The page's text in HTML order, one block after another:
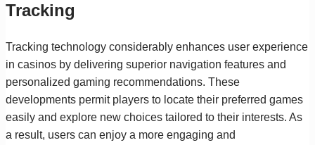
Tracking
Tracking technology considerably enhances user experience
in casinos by delivering superior navigation features and
personalized gaming recommendations. These
developments permit players to locate their preferred games
easily and explore new choices tailored to their interests. As
a result, users can enjoy a more engaging and